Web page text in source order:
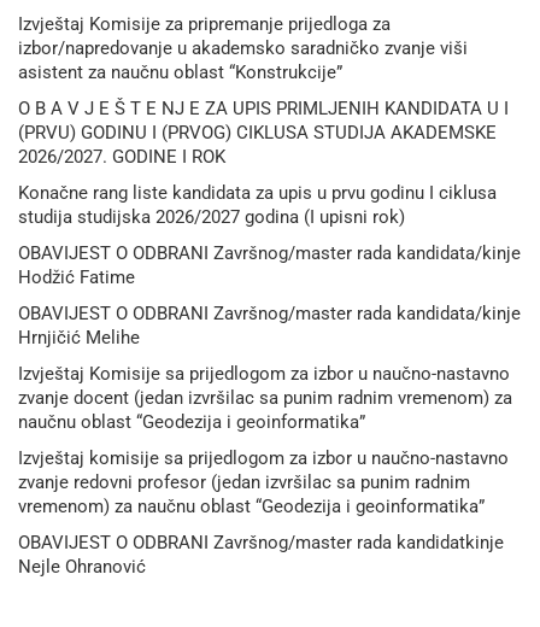
Izvještaj Komisije za pripremanje prijedloga za
izbor/napredovanje u akademsko saradničko zvanje viši
asistent za naučnu oblast “Konstrukcije”
O B A V J E Š T E NJ E ZA UPIS PRIMLJENIH KANDIDATA U I
(PRVU) GODINU I (PRVOG) CIKLUSA STUDIJA AKADEMSKE
2026/2027. GODINE I ROK
Konačne rang liste kandidata za upis u prvu godinu I ciklusa
studija studijska 2026/2027 godina (I upisni rok)
OBAVIJEST O ODBRANI Završnog/master rada kandidata/kinje
Hodžić Fatime
OBAVIJEST O ODBRANI Završnog/master rada kandidata/kinje
Hrnjičić Melihe
Izvještaj Komisije sa prijedlogom za izbor u naučno-nastavno
zvanje docent (jedan izvršilac sa punim radnim vremenom) za
naučnu oblast “Geodezija i geoinformatika”
Izvještaj komisije sa prijedlogom za izbor u naučno-nastavno
zvanje redovni profesor (jedan izvršilac sa punim radnim
vremenom) za naučnu oblast “Geodezija i geoinformatika”
OBAVIJEST O ODBRANI Završnog/master rada kandidatkinje
Nejle Ohranović